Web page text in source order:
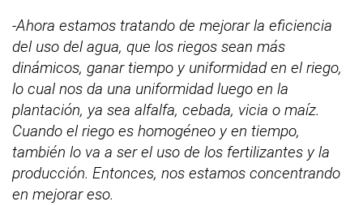
-Ahora estamos tratando de mejorar la eficiencia
del uso del agua, que los riegos sean más
dinámicos, ganar tiempo y uniformidad en el riego,
lo cual nos da una uniformidad luego en la
plantación, ya sea alfalfa, cebada, vicia o maíz.
Cuando el riego es homogéneo y en tiempo,
también lo va a ser el uso de los fertilizantes y la
producción. Entonces, nos estamos concentrando
en mejorar eso.